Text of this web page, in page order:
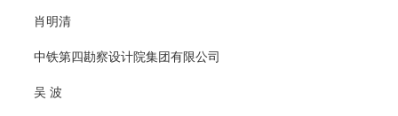
肖明清
中铁第四勘察设计院集团有限公司
吴 波